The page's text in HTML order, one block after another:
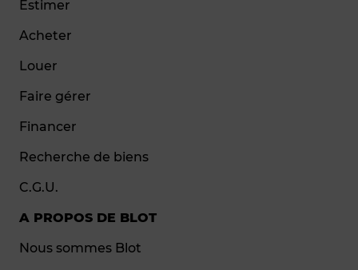
Estimer
Acheter
Louer
Faire gérer
Financer
Recherche de biens
C.G.U.
A PROPOS DE BLOT
Nous sommes Blot